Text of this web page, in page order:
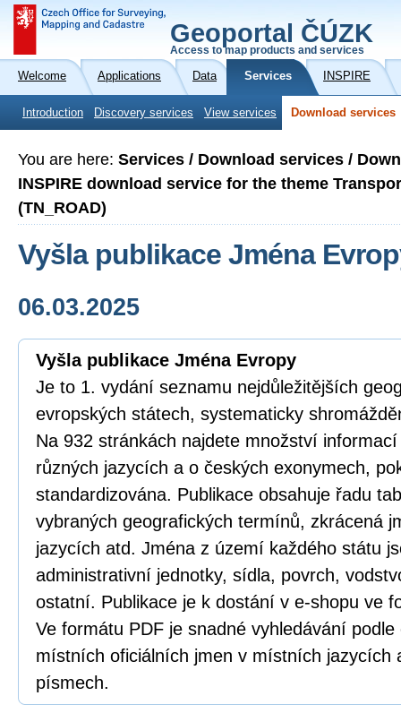
Geoportal ČÚZK
Access to map products and services
Welcome Applications Data Services INSPIRE
Introduction Discovery services View services Download services
You are here: Services / Download services /
INSPIRE download service for the theme
(TN_ROAD)
Vyšla publikace Jména
06.03.2025
Vyšla publikace Jména Evropy
Je to 1. vydání seznamu nejdůležitějších
evropských státech, systematicky
Na 932 stránkách najdete množství
různých jazycích a o českých exonymech,
standardizována. Publikace obsahuje řadu
vybraných geografických termínů, zkrácená
jazycích atd. Jména z území každého státu
administrativní jednotky, sídla, povrch,
ostatní. Publikace je k dostání v e-shopu ve
Ve formátu PDF je snadné vyhledávání
místních oficiálních jmen v místních jazycích
písmech.